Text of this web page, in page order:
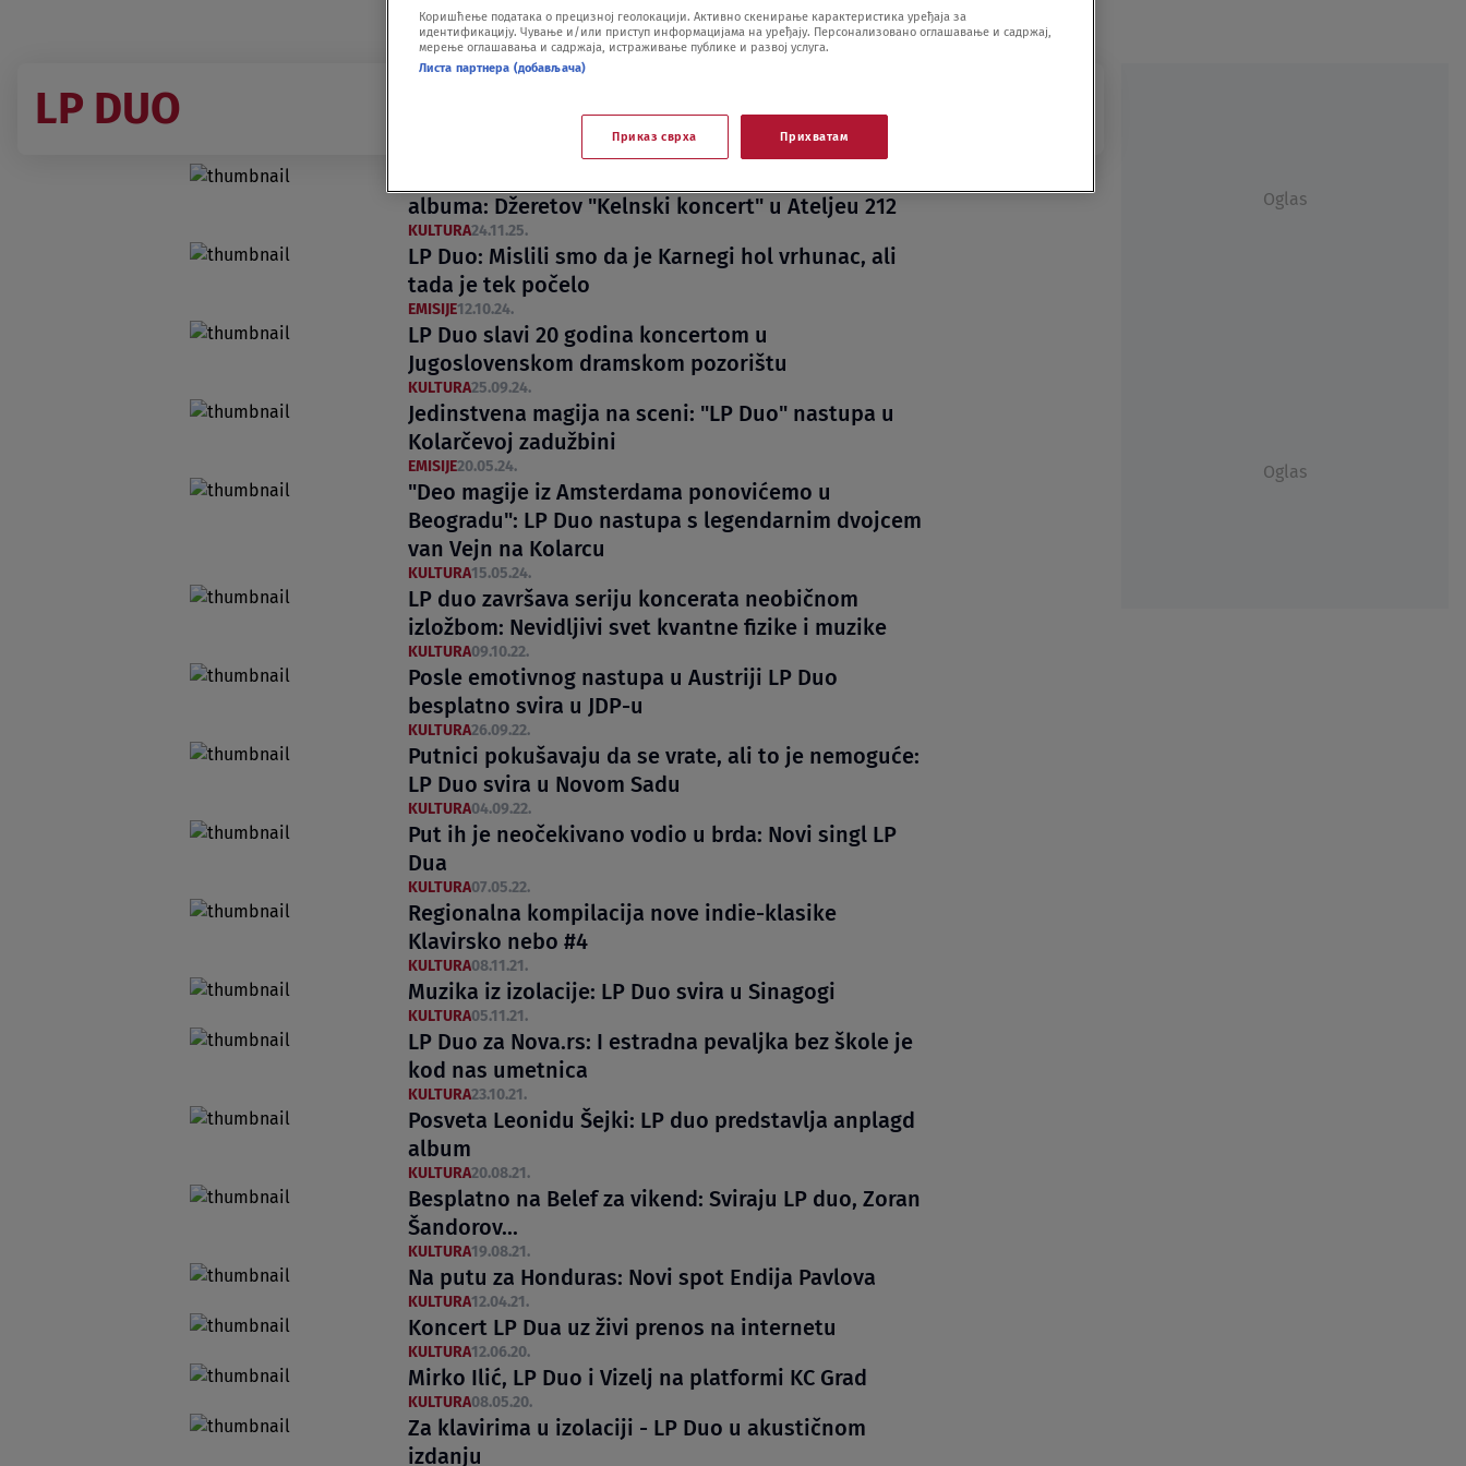
LP DUO
albuma: Džeretov "Kelnski koncert" u Ateljeu 212
KULTURA24.11.25.
LP Duo: Mislili smo da je Karnegi hol vrhunac, ali
tada je tek počelo
EMISIJE12.10.24.
LP Duo slavi 20 godina koncertom u
Jugoslovenskom dramskom pozorištu
KULTURA25.09.24.
Jedinstvena magija na sceni: "LP Duo" nastupa u
Kolarčevoj zadužbini
EMISIJE20.05.24.
"Deo magije iz Amsterdama ponovićemo u
Beogradu": LP Duo nastupa s legendarnim dvojcem
van Vejn na Kolarcu
KULTURA15.05.24.
LP duo završava seriju koncerata neobičnom
izložbom: Nevidljivi svet kvantne fizike i muzike
KULTURA09.10.22.
Posle emotivnog nastupa u Austriji LP Duo
besplatno svira u JDP-u
KULTURA26.09.22.
Putnici pokušavaju da se vrate, ali to je nemoguće:
LP Duo svira u Novom Sadu
KULTURA04.09.22.
Put ih je neočekivano vodio u brda: Novi singl LP
Dua
KULTURA07.05.22.
Regionalna kompilacija nove indie-klasike
Klavirsko nebo #4
KULTURA08.11.21.
Muzika iz izolacije: LP Duo svira u Sinagogi
KULTURA05.11.21.
LP Duo za Nova.rs: I estradna pevaljka bez škole je
kod nas umetnica
KULTURA23.10.21.
Posveta Leonidu Šejki: LP duo predstavlja anplagd
album
KULTURA20.08.21.
Besplatno na Belef za vikend: Sviraju LP duo, Zoran
Šandorov...
KULTURA19.08.21.
Na putu za Honduras: Novi spot Endija Pavlova
KULTURA12.04.21.
Koncert LP Dua uz živi prenos na internetu
KULTURA12.06.20.
Mirko Ilić, LP Duo i Vizelj na platformi KC Grad
KULTURA08.05.20.
Za klavirima u izolaciji - LP Duo u akustičnom
izdanju
Oglas
Oglas
Коришћење података о прецизној геолокацији. Активно скенирање карактеристика уређаја за
идентификацију. Чување и/или приступ информацијама на уређају. Персонализовано оглашавање и садржај,
мерење оглашавања и садржаја, истраживање публике и развој услуга.
Листа партнера (добављача)
Приказ сврха Прихватам